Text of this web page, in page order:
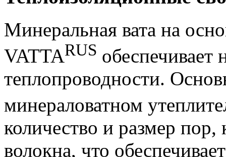
Минеральная вата на
VATTARUS обеспечивает
теплопроводности.
минераловатном
количество и размер пор,
волокна, что